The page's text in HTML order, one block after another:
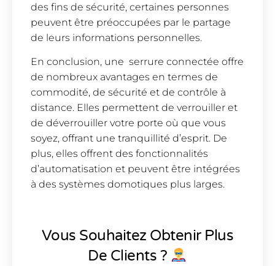
des fins de sécurité, certaines personnes
peuvent être préoccupées par le partage
de leurs informations personnelles.
En conclusion, une serrure connectée offre
de nombreux avantages en termes de
commodité, de sécurité et de contrôle à
distance. Elles permettent de verrouiller et
de déverrouiller votre porte où que vous
soyez, offrant une tranquillité d’esprit. De
plus, elles offrent des fonctionnalités
d’automatisation et peuvent être intégrées
à des systèmes domotiques plus larges.
Vous Souhaitez Obtenir Plus
De Clients ?